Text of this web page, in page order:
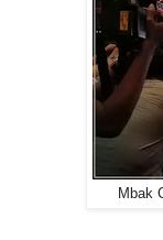
Mbak